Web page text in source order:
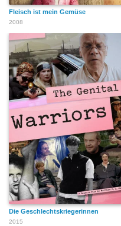
Fleisch ist mein Gemüse
2008
Die Geschlechtskriegerinnen
2015